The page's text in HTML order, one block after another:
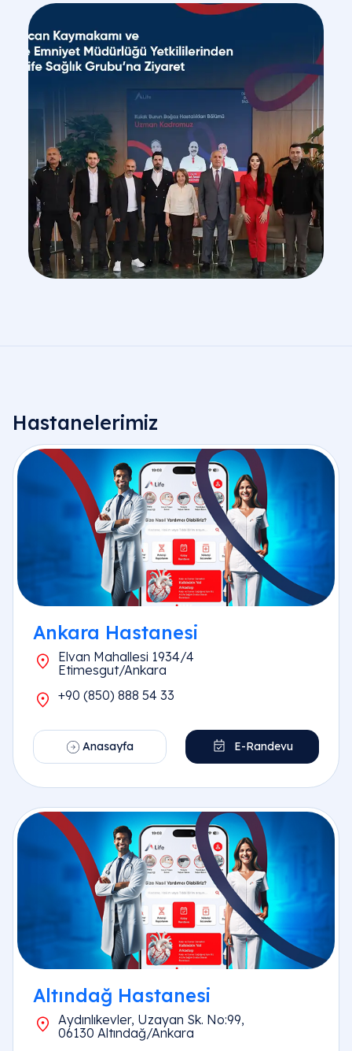
Hastanelerimiz
Ankara Hastanesi
Elvan Mahallesi 1934/4
Etimesgut/Ankara
+90 (850) 888 54 33
Anasayfa E-Randevu
Altındağ Hastanesi
Aydınlıkevler, Uzayan Sk. No:99,
06130 Altındağ/Ankara